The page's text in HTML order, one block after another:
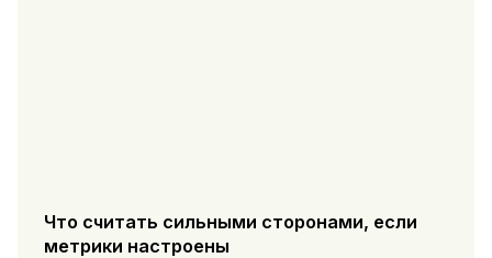
Что считать сильными сторонами, если
метрики настроены